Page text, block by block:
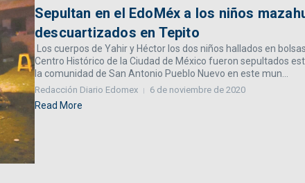
Sepultan en el EdoMéx a los niños
descuartizados en Tepito
Los cuerpos de Yahir y Héctor los dos niños hallados en
Centro Histórico de la Ciudad de México fueron sepultados
la comunidad de San Antonio Pueblo Nuevo en este mun...
Redacción Diario Edomex 6 de noviembre de 2020
Read More